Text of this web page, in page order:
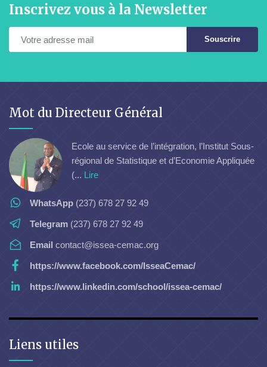
Inscrivez vous à la Newsletter
Souscrire
Mot du Directeur Général
Ecole au service de l’intégration, l’Institut Sous-
régional de Statistique et d’Economie Appliquée
(... Lire
WhatsApp (237) 678 27 92 49
Telegram (237) 678 27 92 49
Email contact@issea-cemac.org
https://www.facebook.com/IsseaCemac/
https://www.linkedin.com/school/issea-cemac/
Liens utiles